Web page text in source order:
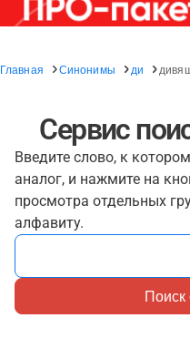
Главная Синонимы ди
Сервис
Введите слово, к
аналог, и нажмите на
просмотра отдельных
алфавиту.